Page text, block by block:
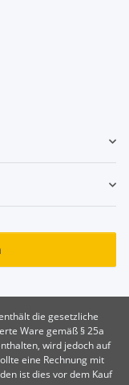
die gesetzliche
Ware gemäß § 25a
wird jedoch auf
eine Rechnung mit
ist dies vor dem Kauf